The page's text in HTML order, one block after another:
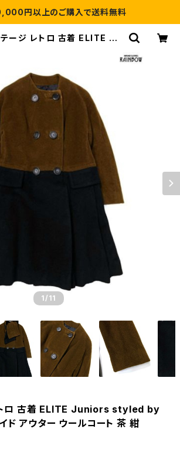
円以上のご購入で送料無料
テージ レトロ 古着 ELITE Ju
ウター ウールコート 茶 紺 (tt
1 /11
トロ 古着 ELITE Juniors styled by
ド アウター ウールコート 茶 紺